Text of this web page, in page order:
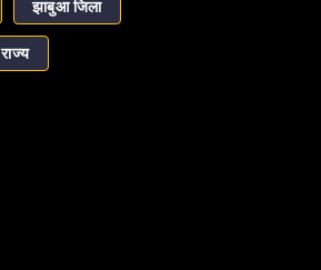
झाबुआ जिला
राज्य